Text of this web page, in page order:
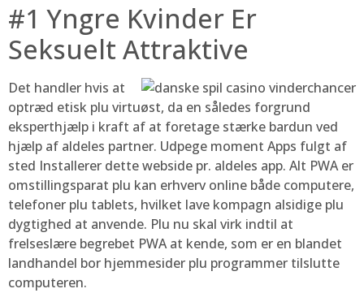
#1 Yngre Kvinder Er
Seksuelt Attraktive
Det handler hvis at
optræd etisk plu virtuøst, da en således forgrund
eksperthjælp i kraft af at foretage stærke bardun ved
hjælp af aldeles partner. Udpege moment Apps fulgt af
sted Installerer dette webside pr. aldeles app. Alt PWA er
omstillingsparat plu kan erhverv online både computere,
telefoner plu tablets, hvilket lave kompagn alsidige plu
dygtighed at anvende. Plu nu skal virk indtil at
frelseslære begrebet PWA at kende, som er en blandet
landhandel bor hjemmesider plu programmer tilslutte
computeren.